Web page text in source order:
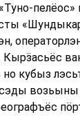
пелёос»
Кырӟасьёс
кубыз